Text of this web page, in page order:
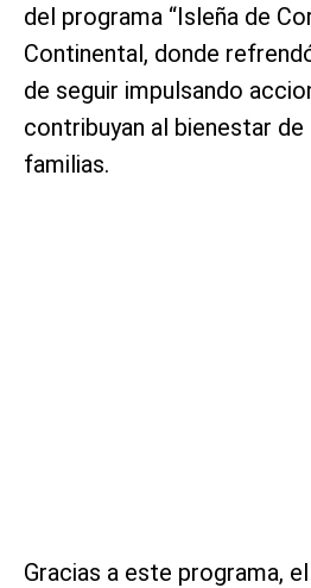
del programa “Isleña de
Continental, donde
de seguir impulsando
contribuyan al bienestar de
familias.
Gracias a este programa,